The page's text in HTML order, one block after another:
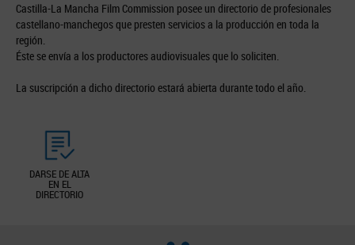
Castilla-La Mancha Film Commission posee un directorio de profesionales
castellano-manchegos que presten servicios a la producción en toda la
región.
Éste se envía a los productores audiovisuales que lo soliciten.
La suscripción a dicho directorio estará abierta durante todo el año.
DARSE DE ALTA
EN EL
DIRECTORIO